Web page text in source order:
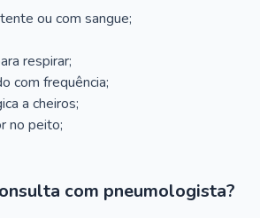
ou com sangue;
respirar;
com frequência;
a cheiros;
no peito;
com pneumologista?